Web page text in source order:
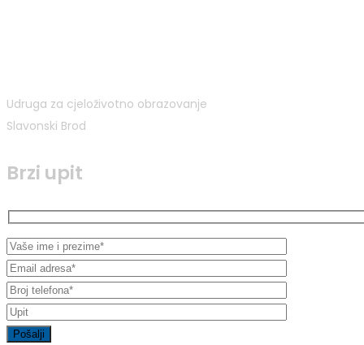
Udruga za cjeloživotno obrazovanje
Slavonski Brod
Brzi upit